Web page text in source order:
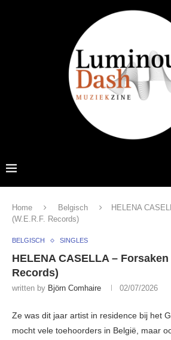
Home Belgisch
HELENA
(W.E.R.F. Records)
BELGISCH SINGLES
HELENA CASELLA – Forsaken
Records)
written by Björn Comhaire 02/07/2026
Ze was dit jaar artist in residence bij het
mocht vele toehoorders in België, maar